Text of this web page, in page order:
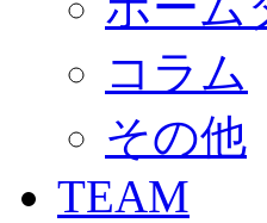
CLUB
パートナー募集
クラブ理念
サステナビリティ
Web制作支援
応援プロジェクト
コラム
その他
TEAM